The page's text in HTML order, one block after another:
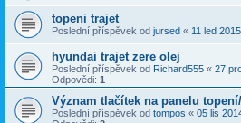
topeni trajet
Poslední příspěvek od jursed « 11 led
hyundai trajet zere olej
Poslední příspěvek od Richard555 « 27
Odpovědi: 1
Význam tlačítek na panelu
Poslední příspěvek od tompos « 05 lis